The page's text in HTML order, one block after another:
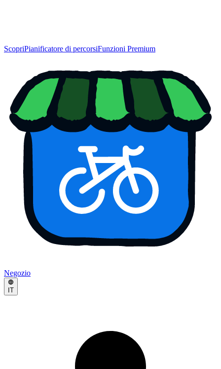
ScopriPianificatore di percorsiFunzioni Premium
Negozio
IT